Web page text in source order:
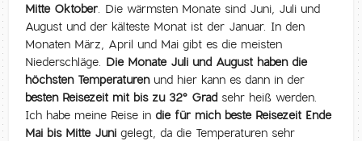
Mitte Oktober. Die wärmsten Monate sind Juni, Juli und
August und der kälteste Monat ist der Januar. In den
Monaten März, April und Mai gibt es die meisten
Niederschläge. Die Monate Juli und August haben die
höchsten Temperaturenund hier kann es dann in der
besten Reisezeit mit bis zu 32° Grad sehr heiß werden.
Ich habe meine Reise indie für mich beste Reisezeit Ende
Mai bis Mitte Juni gelegt, da die Temperaturen sehr